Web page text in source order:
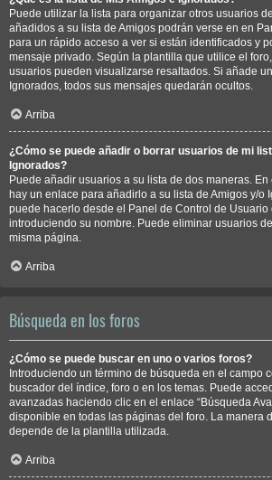
Puede utilizar la lista para organizar otros usuarios
añadidos a su lista de Amigos podrán verse en en
para un rápido acceso a ver si están identificados y
mensaje privado. Según la plantilla que utilice el
usuarios pueden visualizarse resaltados. Si añade
Ignorados, todos sus mensajes quedarán ocultos.
Arriba
¿Cómo se puede añadir o borrar usuarios de mi
Ignorados?
Puede añadir usuarios a su lista de dos maneras.
hay un enlace para añadirlo a su lista de Amigos y/o
puede hacerlo desde el Panel de Control de Usuario
introduciendo su nombre. Puede eliminar usuarios
misma página.
Arriba
Búsqueda en los foros
¿Cómo se puede buscar en uno o varios foros?
Introduciendo un término de búsqueda en el campo
buscador del índice, foro o en los temas. Puede
avanzadas haciendo clic en el enlace “Búsqueda
disponible en todas las páginas del foro. La manera
depende de la plantilla utilizada.
Arriba